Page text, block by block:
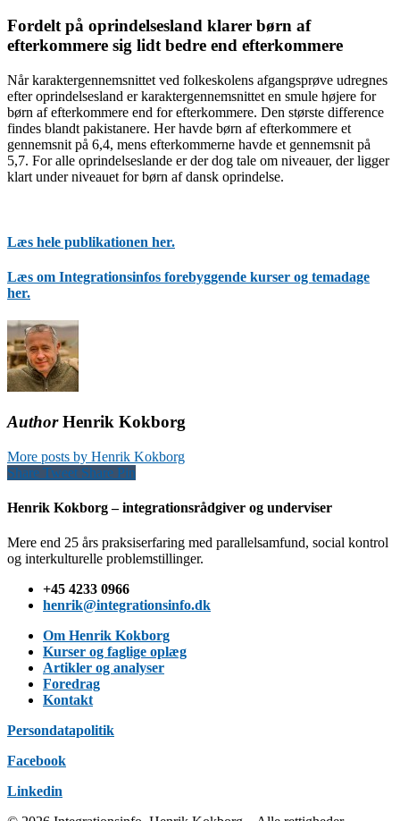
Fordelt på oprindelsesland klarer børn af
efterkommere sig lidt bedre end efterkommere
Når karaktergennemsnittet ved folkeskolens afgangsprøve udregnes
efter oprindelsesland er karaktergennemsnittet en smule højere for
børn af efterkommere end for efterkommere. Den største difference
findes blandt pakistanere. Her havde børn af efterkommere et
gennemsnit på 6,4, mens efterkommerne havde et gennemsnit på
5,7. For alle oprindelseslande er der dog tale om niveauer, der ligger
klart under niveauet for børn af dansk oprindelse.
Læs hele publikationen her.
Læs om Integrationsinfos forebyggende kurser og temadage
her.
AuthorHenrik Kokborg
More posts by Henrik Kokborg
Share Tweet Share Pin
Henrik Kokborg – integrationsrådgiver og underviser
Mere end 25 års praksiserfaring med parallelsamfund, social kontrol
og interkulturelle problemstillinger.
+45 4233 0966
henrik@integrationsinfo.dk
Om Henrik Kokborg
Kurser og faglige oplæg
Artikler og analyser
Foredrag
Kontakt
Persondatapolitik
Facebook
Linkedin